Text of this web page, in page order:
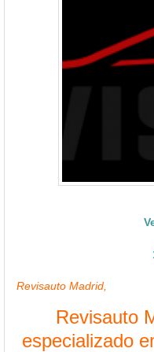
Revisauto Madrid,
Revisauto
especializado